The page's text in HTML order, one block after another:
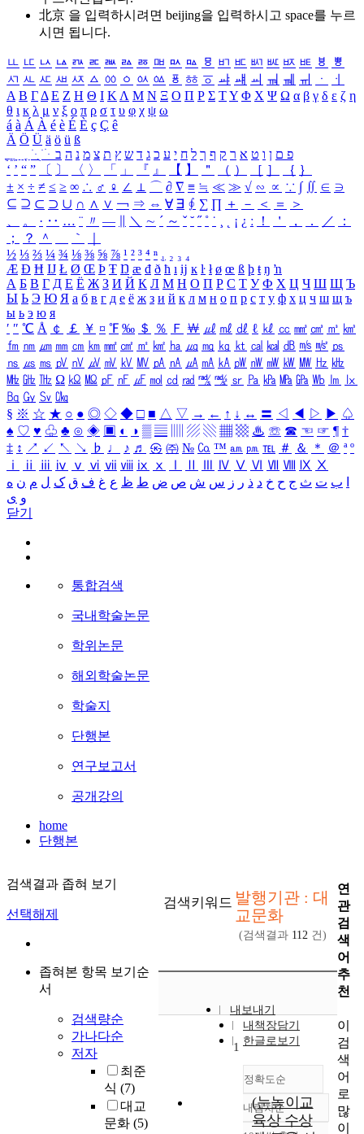
北京 을 입력하시려면 beijing을 입력하시고 space를 누르
시면 됩니다.
ㅥ ㅦ ㅧ ㅨ ㅩ ㅪ ㅫ ㅬ ㅭ ㅮ ㅯ ㅰ ㅱ ㅲ ㅳ ㅴ ㅵ ㅶ ㅷ ㅸ
ㅹ
ㅺ ㅻ ㅼ ㅽ ㅾ ㅿ ㆀ ㆁ ㆂ ㆃ ㆄ ㆅ ㆆ ㆇ ㆈ ㆉ ㆊ ㆋ ㆌ ㆍ
ㆎ
Α Β ΓΔ Ε Ζ Η Θ Ι ΚΛ Μ Ν Ξ Ο Π Ρ Σ ΤΥ Φ Χ Ψ Ω α β γ δ ε ζ η
θ ι κ λ μ ν ξ ο π ρ σ τ υ φ χ ψ ω
á à Á À é è É È ç Ç ê
Ä Ö Ü ä ö ü ß
ִֶֹ ֻּ ׁׂ פ ם ן ו ט א ר ק ף ך ל ח י ע כ ג ד ש ץ ת צ מ נ ה ב
‘ ’ “ ” 〔 〕 〈 〉 「 」 『 』 【 】 ＂ （ ） ［ ］ ｛ ｝
± × ÷ ≠ ≤ ≥ ∞ ∴ ♂ ♀ ∠ ⊥ ⌒ ∂ ∇ ≡ ≒ ≪ ≫ √ ∽ ∝ ∵ ∫ ∬ ∈ ∋
⊆ ⊇ ⊂ ⊃ ∪ ∩ ∧ ∨ ￢ ⇒ ⇔ ∀ ∃ ∮ ∑ ∏ ＋ － ＜ ＝
＞
、
。 · ‥ … ¨ 〃 ― ＼ ∼ ´ ～ ˇ ˘ ˝ ˚ ˙ ¸ ¡ ¿ ː ！ ＇ ， ． ／
：
；
？ ＾ ｀
½ ⅓ ⅔ ¼ ¾ ⅛ ⅜ ⅝ ⅞ ¹ ² ³ ⁴ ⁿ ₁ ₂ ₃ ₄
Æ Ð Ħ Ĳ Ł Ø Œ Þ Ŧ Ŋ æ đ ð ħ ı ĳ ĸ ŀ ł ø œ ß þ ŧ ŋ ŉ
А Б В Г Д Е Ё Ж З И Й К Л М Н О П Р С Т У Ф Х Ц Ч Ш Щ Ъ
Ы Ь Э Ю Я а б в г д е ё ж з и й к л м н о п р с т у ф х ц ч ш щ ъ
ы ь э ю я
′ ″ ℃ Å ￠ ￡ ￥ ¤ ℉ ‰ ＄ ％ Ｆ ￦ ㎕ ㎖ ㎗ ℓ ㎘ ㏄ ㎣ ㎤ ㎥ ㎦
㎙ ㎚ ㎛ ㎜ ㎝ ㎞ ㎟ ㎠ ㎡ ㎢ ㏊ ㎍ ㎎ ㎏ ㏏ ㎈ ㎉ ㏈ ㎧ ㎨ ㎰
㎱ ㎲ ㎳ ㎴ ㎵ ㎶ ㎷ ㎸ ㎹ ㎀ ㎁ ㎂ ㎃ ㎄ ㎺ ㎻ ㎽ ㎾ ㎿ ㎐ ㎑
㎒ ㎓ ㎔ Ω ㏀ ㏁ ㎊ ㎋ ㎌ ㏖ ㏅ ㎭ ㎮ ㎯ ㏛ ㎩ ㎪ ㎫ ㎬ ㏝ ㏐
㏓
㏃ ㏉ ㏜ ㏆
§ ※ ☆ ★ ○ ● ◎ ◇ ◆ □ ■ △ ▽ → ← ↑ ↓ ↔ 〓 ◁ ◀ ▷ ▶ ♤
♠ ♡ ♥ ♧ ♣ ⊙ ◈ ▣ ◐ ◑ ▒ ▤ ▨ ▧ ▦ ▩ ♨ ☏ ☎ ☜ ☞ ¶ †
‡ ↕ ↗ ↙ ↖ ↘ ♭ ♩ ♪ ♬ ㉿ ㈜ № ㏇ ™ ㏂ ㏘ ℡ ＃ ＆ ＊ ＠ ª º
ⅰ
ⅱ ⅲ ⅳ ⅴ ⅵ ⅶ ⅷ ⅸ ⅹ Ⅳ Ⅴ Ⅵ Ⅶ Ⅷ Ⅸ Ⅹ
ب ت ث ج ح خ د ذ ر ز س ش ص ض ط ظ ع غ ف ق ک ل م ن ه
و ی
닫기
통합검색
국내학술논문
학위논문
해외학술논문
학술지
단행본
연구보고서
공개강의
home
단행본
검색결과 좁혀 보기
선택해제
좁혀본 항목 보기순
서
검색량순
가나다순
저자
최준
식 (7)
대교
문화 (5)
검색키워드 발행기관 : 대
교문화
(검색결과 112 건)
내보내기
내책장담기
한글로보기
정확도순
정확도
순
내림차순
1
(눈높이교
육상 수상
연
관
검
색
어
추
천
이
검
색
어
로
많
이